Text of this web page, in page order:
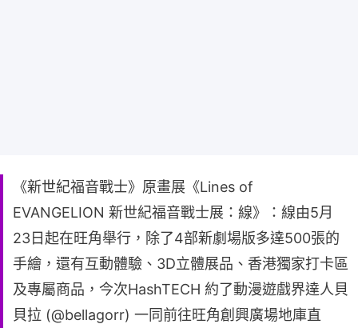
《新世紀福音戰士》原畫展《Lines of
EVANGELION 新世紀福音戰士展：線》：線由5月
23日起在旺角舉行，除了4部新劇場版多達500張的
手繪，還有互動體驗、3D立體展品、香港獨家打卡區
及專屬商品，今次HashTECH 約了動漫遊戲界達人貝
貝拉 (@bellagorr) 一同前往旺角創興廣場地庫直